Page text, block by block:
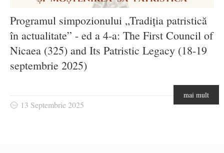
Programul simpozionului „Tradiția patristică
în actualitate” - ed a 4-a: The First Council of
Nicaea (325) and Its Patristic Legacy (18-19
septembrie 2025)
13 Septembrie 2025
mai mult